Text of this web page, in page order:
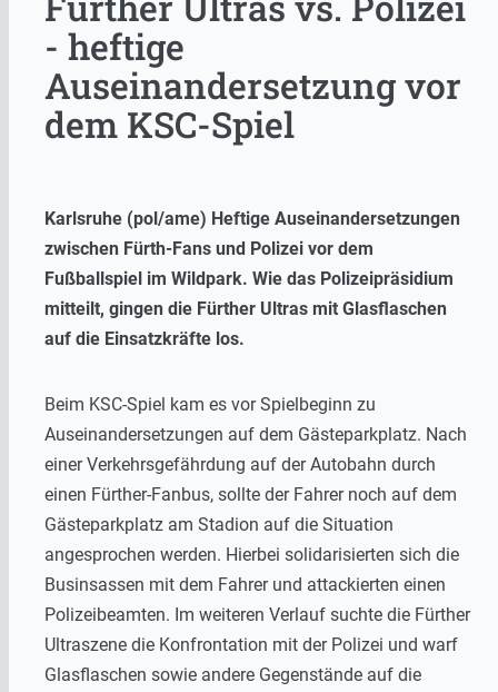
- heftige
Auseinandersetzung vor
dem KSC-Spiel
Karlsruhe (pol/ame) Heftige Auseinandersetzungen
zwischen Fürth-Fans und Polizei vor dem
Fußballspiel im Wildpark. Wie das Polizeipräsidium
mitteilt, gingen die Fürther Ultras mit Glasflaschen
auf die Einsatzkräfte los.
Beim KSC-Spiel kam es vor Spielbeginn zu
Auseinandersetzungen auf dem Gästeparkplatz. Nach
einer Verkehrsgefährdung auf der Autobahn durch
einen Fürther-Fanbus, sollte der Fahrer noch auf dem
Gästeparkplatz am Stadion auf die Situation
angesprochen werden. Hierbei solidarisierten sich die
Businsassen mit dem Fahrer und attackierten einen
Polizeibeamten. Im weiteren Verlauf suchte die Fürther
Ultraszene die Konfrontation mit der Polizei und warf
Glasflaschen sowie andere Gegenstände auf die